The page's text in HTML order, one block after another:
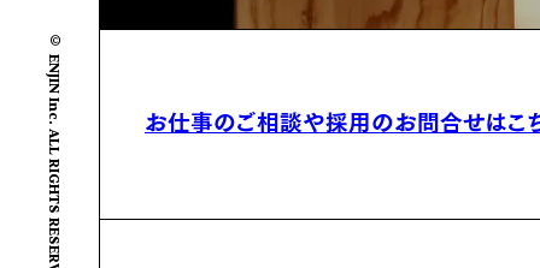
© ENJIN Inc. ALL RIGHTS RESERVED.
お仕事のご相談や採用のお問合せはこ